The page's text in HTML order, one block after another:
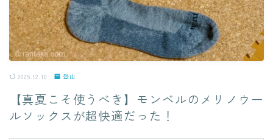
2025.12.10 登山
【真夏こそ使うべき】モンベルのメリノウー
ルソックスが超快適だった！